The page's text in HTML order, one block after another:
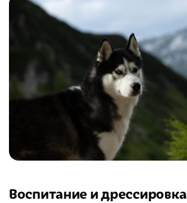
Воспитание и дрессировка